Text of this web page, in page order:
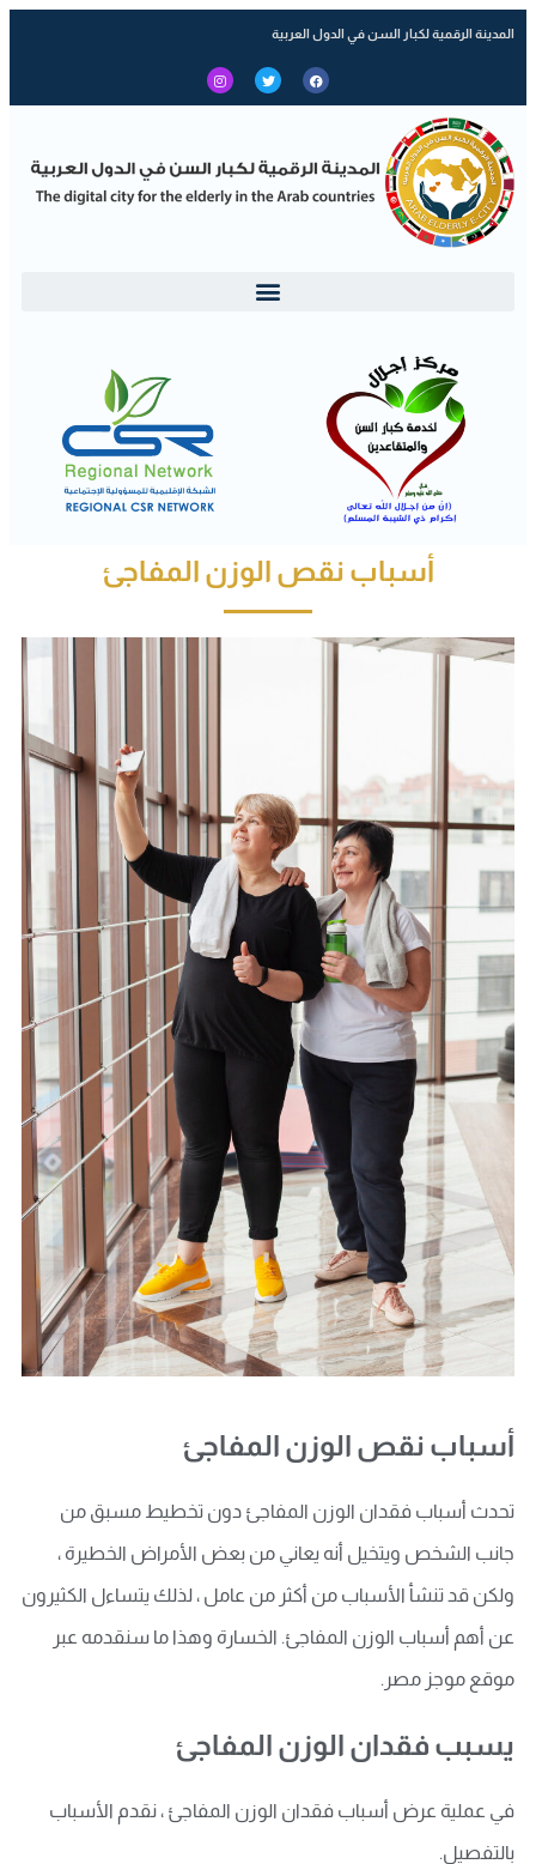
المدينة الرقمية لكبار السن في الدول العربية
أسباب نقص الوزن المفاجئ
أسباب نقص الوزن المفاجئ
تحدث أسباب فقدان الوزن المفاجئ دون تخطيط مسبق من
جانب الشخص ويتخيل أنه يعاني من بعض الأمراض الخطيرة ،
ولكن قد تنشأ الأسباب من أكثر من عامل ، لذلك يتساءل الكثيرون
عن أهم أسباب الوزن المفاجئ. الخسارة وهذا ما سنقدمه عبر
موقع موجز مصر.
يسبب فقدان الوزن المفاجئ
في عملية عرض أسباب فقدان الوزن المفاجئ ، نقدم الأسباب
بالتفصيل.